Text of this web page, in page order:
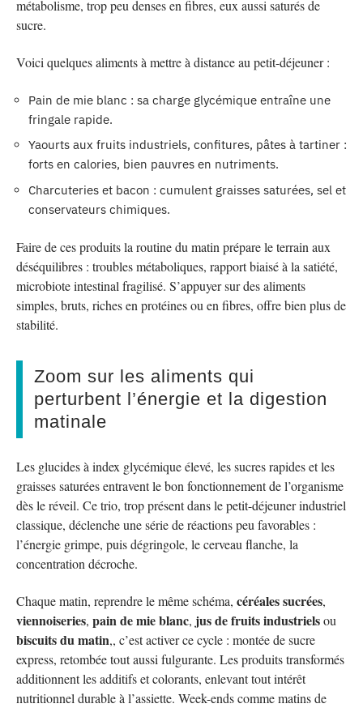
métabolisme, trop peu denses en fibres, eux aussi saturés de
sucre.
Voici quelques aliments à mettre à distance au petit-déjeuner :
Pain de mie blanc : sa charge glycémique entraîne une
fringale rapide.
Yaourts aux fruits industriels, confitures, pâtes à tartiner :
forts en calories, bien pauvres en nutriments.
Charcuteries et bacon : cumulent graisses saturées, sel et
conservateurs chimiques.
Faire de ces produits la routine du matin prépare le terrain aux
déséquilibres : troubles métaboliques, rapport biaisé à la satiété,
microbiote intestinal fragilisé. S’appuyer sur des aliments
simples, bruts, riches en protéines ou en fibres, offre bien plus de
stabilité.
Zoom sur les aliments qui
perturbent l’énergie et la digestion
matinale
Les glucides à index glycémique élevé, les sucres rapides et les
graisses saturées entravent le bon fonctionnement de l’organisme
dès le réveil. Ce trio, trop présent dans le petit-déjeuner industriel
classique, déclenche une série de réactions peu favorables :
l’énergie grimpe, puis dégringole, le cerveau flanche, la
concentration décroche.
Chaque matin, reprendre le même schéma, céréales sucrées,
viennoiseries, pain de mie blanc, jus de fruits industrielsou
biscuits du matin,, c’est activer ce cycle : montée de sucre
express, retombée tout aussi fulgurante. Les produits transformés
additionnent les additifs et colorants, enlevant tout intérêt
nutritionnel durable à l’assiette. Week-ends comme matins de